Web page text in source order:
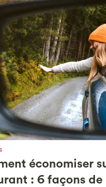
économiser
: 6 façons de